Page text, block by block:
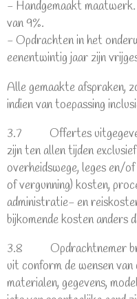
- Handgemaakt
van 9%.
- Opdrachten in het
eenentwintig jaar zijn
Alle gemaakte afspraken,
indien van toepassing
3.7 Offertes uitgegeven
zijn ten allen tijden
overheidswege, leges en/
of vergunning) kosten,
administratie- en
bijkomende kosten anders
3.8 Opdrachtnemer
uit conform de wensen
materialen, gegevens,